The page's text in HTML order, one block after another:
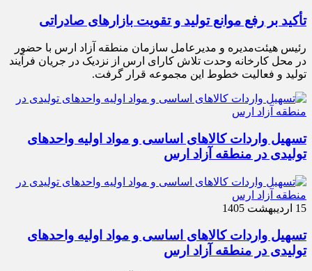
تأکید بر رفع موانع تولید و تقویت بازارهای صادراتی
رئیس هیئت‌مدیره و مدیرعامل سازمان منطقه آزاد ارس با حضور
در محل کارخانه وحدت تلاش کارای ارس از نزدیک در جریان فرآیند
تولید و فعالیت خطوط این مجموعه قرار گرفت.
تسهیل واردات کالاهای اساسی و مواد اولیه واحدهای
تولیدی در منطقه آزاد ارس
15 اردیبهشت 1405
تسهیل واردات کالاهای اساسی و مواد اولیه واحدهای
تولیدی در منطقه آزاد ارس